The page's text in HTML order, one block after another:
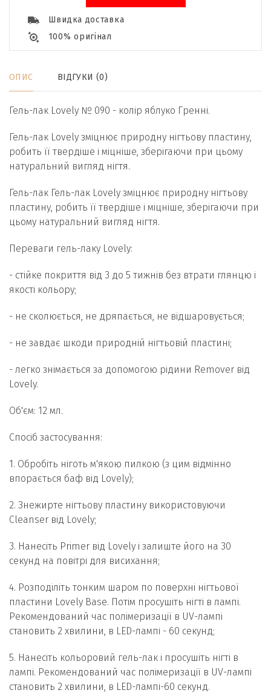
Швидка доставка
100% оригінал
ОПИС ВІДГУКИ (0)
Гель-лак Lovely № 090 - колір яблуко Гренні.
Гель-лак Lovely зміцнює природну нігтьову пластину,
робить її твердіше і міцніше, зберігаючи при цьому
натуральний вигляд нігтя.
Гель-лак Гель-лак Lovely зміцнює природну нігтьову
пластину, робить її твердіше і міцніше, зберігаючи при
цьому натуральний вигляд нігтя.
Переваги гель-лаку Lovely:
- стійке покриття від 3 до 5 тижнів без втрати глянцю і
якості кольору;
- не сколюється, не дряпається, не відшаровується;
- не завдає шкоди природній нігтьовій пластині;
- легко знімається за допомогою рідини Remover від
Lovely.
Об'єм: 12 мл.
Спосіб застосування:
1. Обробіть ніготь м'якою пилкою (з цим відмінно
впорається баф від Lovely);
2. Знежирте нігтьову пластину використовуючи
Cleanser від Lovely;
3. Нанесіть Primer від Lovely і залиште його на 30
секунд на повітрі для висихання;
4. Розподіліть тонким шаром по поверхні нігтьової
пластини Lovely Base. Потім просушіть нігті в лампі.
Рекомендований час полімеризації в UV-лампі
становить 2 хвилини, в LED-лампі - 60 секунд;
5. Нанесіть кольоровий гель-лак і просушіть нігті в
лампі. Рекомендований час полімеризації в UV-лампі
становить 2 хвилини, в LED-лампі-60 секунд.